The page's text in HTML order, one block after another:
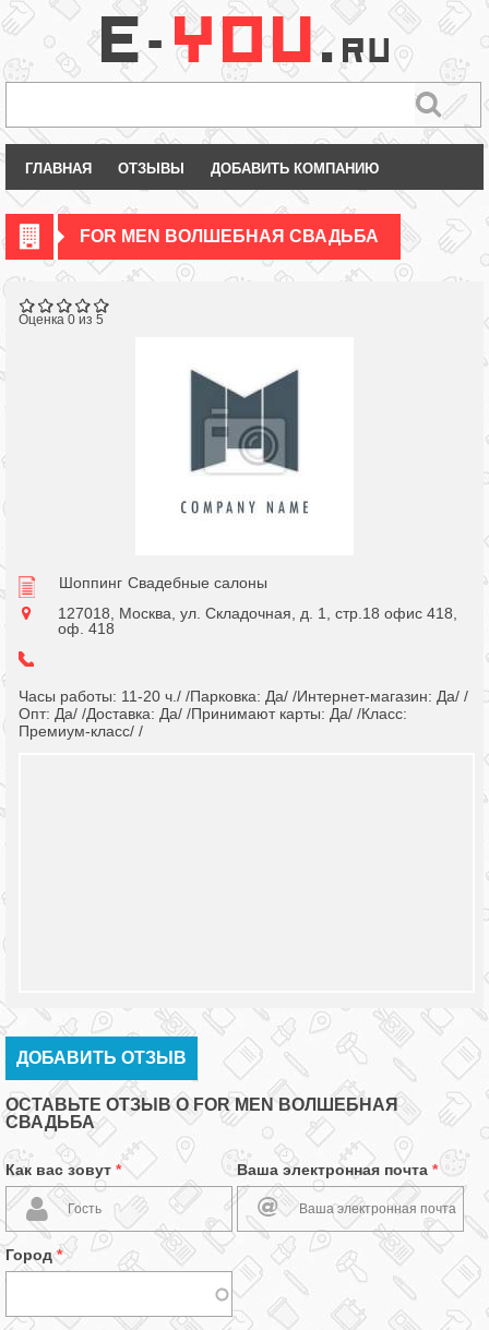
ГЛАВНАЯ ОТЗЫВЫ ДОБАВИТЬ КОМПАНИЮ
FOR MEN ВОЛШЕБНАЯ СВАДЬБА
Оценка 0 из 5
Шоппинг Свадебные салоны
127018, Москва, ул. Складочная, д. 1, стр.18 офис 418,
оф. 418
Часы работы: 11-20 ч./ /Парковка: Да/ /Интернет-магазин: Да/ /
Опт: Да/ /Доставка: Да/ /Принимают карты: Да/ /Класс:
Премиум-класс/ /
ДОБАВИТЬ ОТЗЫВ
ОСТАВЬТЕ ОТЗЫВ О FOR MEN ВОЛШЕБНАЯ
СВАДЬБА
Как вас зовут * Ваша электронная почта *
Город*